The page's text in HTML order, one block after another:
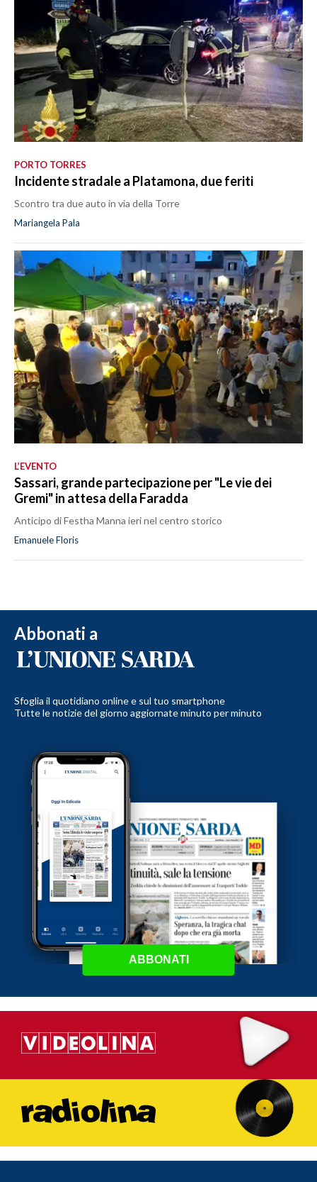
PORTO TORRES
Incidente stradale a Platamona, due feriti
Scontro tra due auto in via della Torre
Mariangela Pala
L’EVENTO
Sassari, grande partecipazione per "Le vie dei
Gremi" in attesa della Faradda
Anticipo di Festha Manna ieri nel centro storico
Emanuele Floris
Abbonati a
Sfoglia il quotidiano online e sul tuo smartphone
Tutte le notizie del giorno aggiornate minuto per minuto
ABBONATI